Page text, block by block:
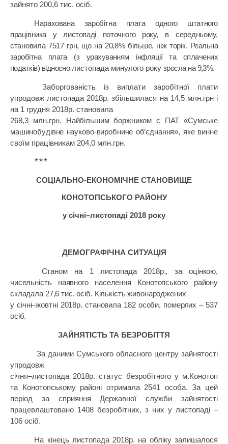
зайнято 200,6 тис. осіб.
Нарахована заробітна плата одного штатного
працівника у листопаді поточного року, в середньому,
становила 7517 грн, що на 20,8% більше, ніж торік. Реальна
заробітна плата (з урахуванням інфляції та сплачених
податків) відносно листопада минулого року зросла на9,3%.
Заборгованість із виплати заробітної плати
упродовж листопада 2018р. збільшилася на 14,5 млн.грн і
на 1 грудня 2018р. становила
268,3 млн.грн.
Найбільшим боржником є ПАТ «Сумське
машинобудівне науково-виробниче об’єднання», яке винне
своїм працівникам 204,0 млн.грн.
***
СОЦІАЛЬНО-ЕКОНОМІЧНЕ СТАНОВИЩЕ
КОНОТОПСЬКОГО РАЙОНУ
у січні–листопаді 2018 року
ДЕМОГРАФІЧНА СИТУАЦІЯ
Станом на 1 листопада 2018р., за оцінкою,
чисельність наявного населення Конотопського району
складала 27,6 тис. осіб. Кількість живонароджених
у січні–жовтні 2018р. становила 1 82особи, померлих – 537
осіб.
ЗАЙНЯТІСТЬ ТА БЕЗРОБІТТЯ
За даними Сумського обласного центру зайнятості
упродовж
січня–листопада 2018р. статус безробітного у м.Конотоп
та Конотопському районі отримала 2541 особа. За цей
період за сприяння Державної служби
зайнятості
працевлаштовано 1408 безробітних, з них у листопаді –
106 осіб.
На кінець листопада2018р. на обліку залишалося